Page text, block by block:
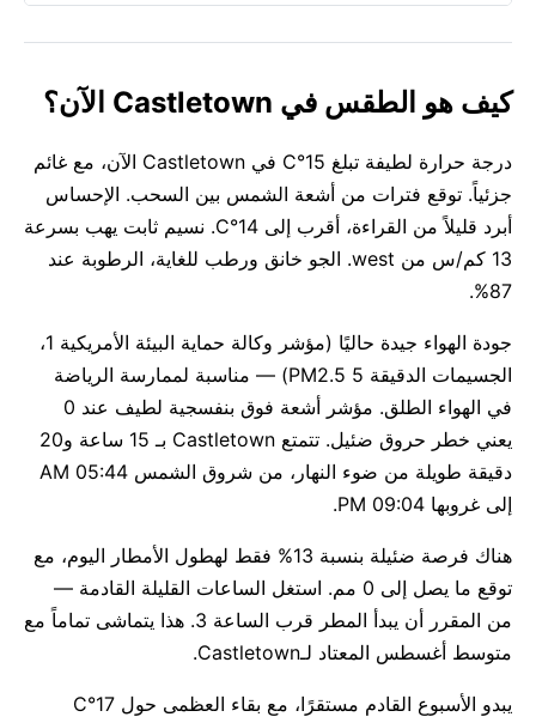
كيف هو الطقس في Castletown الآن؟
درجة حرارة لطيفة تبلغ 15°C في Castletown الآن، مع غائم
جزئياً. توقع فترات من أشعة الشمس بين السحب. الإحساس
أبرد قليلاً من القراءة، أقرب إلى 14°C. نسيم ثابت يهب بسرعة
13 كم/س من west. الجو خانق ورطب للغاية، الرطوبة عند
87%.
جودة الهواء جيدة حاليًا (مؤشر وكالة حماية البيئة الأمريكية 1،
الجسيمات الدقيقة PM2.5 5) — مناسبة لممارسة الرياضة
في الهواء الطلق. مؤشر أشعة فوق بنفسجية لطيف عند 0
يعني خطر حروق ضئيل. تتمتع Castletown بـ 15 ساعة و20
دقيقة طويلة من ضوء النهار، من شروق الشمس 05:44 AM
إلى غروبها 09:04 PM.
هناك فرصة ضئيلة بنسبة 13% فقط لهطول الأمطار اليوم، مع
توقع ما يصل إلى 0 مم. استغل الساعات القليلة القادمة —
من المقرر أن يبدأ المطر قرب الساعة 3. هذا يتماشى تماماً مع
متوسط أغسطس المعتاد لـCastletown.
يبدو الأسبوع القادم مستقرًا، مع بقاء العظمى حول 17°C